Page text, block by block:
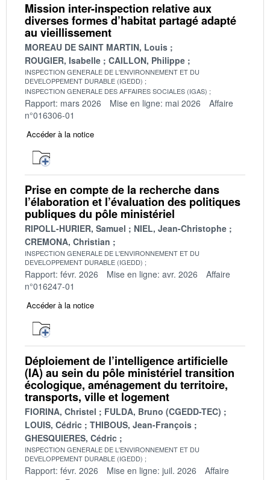
Mission inter-inspection relative aux
diverses formes d’habitat partagé adapté
au vieillissement
MOREAU DE SAINT MARTIN, Louis
ROUGIER, Isabelle
CAILLON, Philippe
INSPECTION GENERALE DE L'ENVIRONNEMENT ET DU
DEVELOPPEMENT DURABLE (IGEDD)
INSPECTION GENERALE DES AFFAIRES SOCIALES (IGAS)
Rapport: mars 2026 Mise en ligne: mai 2026
Affaire
n°016306-01
Accéder à la notice
Prise en compte de la recherche dans
l’élaboration et l’évaluation des politiques
publiques du pôle ministériel
RIPOLL-HURIER, Samuel
NIEL, Jean-Christophe
CREMONA, Christian
INSPECTION GENERALE DE L'ENVIRONNEMENT ET DU
DEVELOPPEMENT DURABLE (IGEDD)
Rapport: févr. 2026 Mise en ligne: avr. 2026
Affaire
n°016247-01
Accéder à la notice
Déploiement de l’intelligence artificielle
(IA) au sein du pôle ministériel transition
écologique, aménagement du territoire,
transports, ville et logement
FIORINA, Christel
FULDA, Bruno (CGEDD-TEC)
LOUIS, Cédric
THIBOUS, Jean-François
GHESQUIERES, Cédric
INSPECTION GENERALE DE L'ENVIRONNEMENT ET DU
DEVELOPPEMENT DURABLE (IGEDD)
Rapport: févr. 2026 Mise en ligne: juil. 2026
Affaire